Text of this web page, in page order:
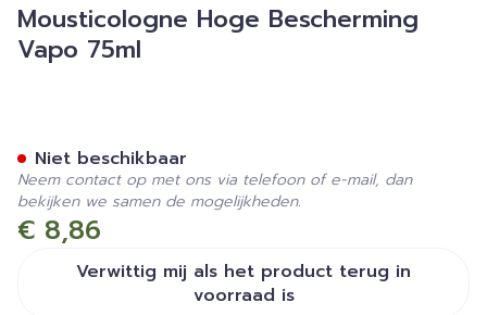
Mousticologne Hoge Bescherming
Vapo 75ml
€ 8,86
Verwittig mij als het product terug in
voorraad is
Niet beschikbaar
Neem contact op met ons via telefoon of e-mail, dan
bekijken we samen de mogelijkheden.